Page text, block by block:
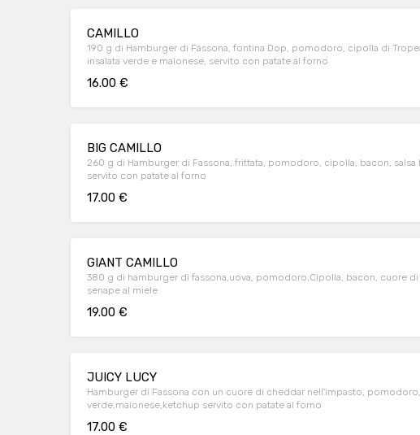
CAMILLO
190 g di Hamburger di Fassona, fontina Dop, pomodoro, cipolla di
insalata verde e maionese, servito con patate al forno
16.00 €
BIG CAMILLO
260 g di Hamburger di Fassona, frittata, pomodoro, cipolla, bacon, salsa
servito con patate al forno
17.00 €
GIANT CAMILLO
380 g di hamburger di fassona,uova, pomodoro,Cipolla, bacon, cuore di
senape al miele
19.00 €
JUICY LUCY
Hamburger di Fassona con un cuore di cheddar nell'impasto, pomodoro,insalata
verde,maionese,ketchup servito con patate al forno
17.00 €